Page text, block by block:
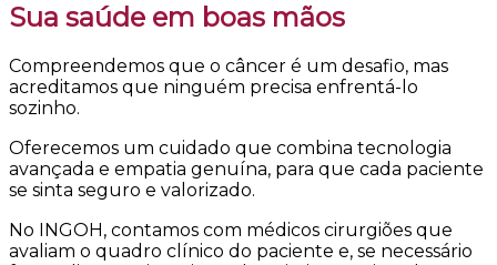
Sua saúde em boas mãos
Compreendemos que o câncer é um desafio, mas
acreditamos que ninguém precisa enfrentá-lo
sozinho.
Oferecemos um cuidado que combina tecnologia
avançada e empatia genuína, para que cada paciente
se sinta seguro e valorizado.
No INGOH, contamos com médicos cirurgiões que
avaliam o quadro clínico do paciente e, se necessário